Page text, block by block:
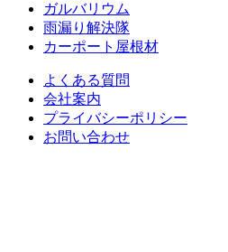
ガルバリウム
雨漏り解決隊
カーポート屋根材
よくある質問
会社案内
プライバシーポリシー
お問い合わせ